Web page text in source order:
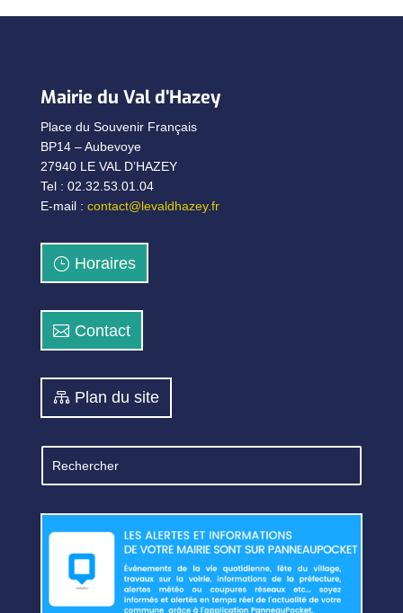
Mairie du Val d’Hazey
Place du Souvenir Français
BP14 – Aubevoye
27940 LE VAL D’HAZEY
Tel : 02.32.53.01.04
E-mail : contact@levaldhazey.fr
Horaires
Contact
Plan du site